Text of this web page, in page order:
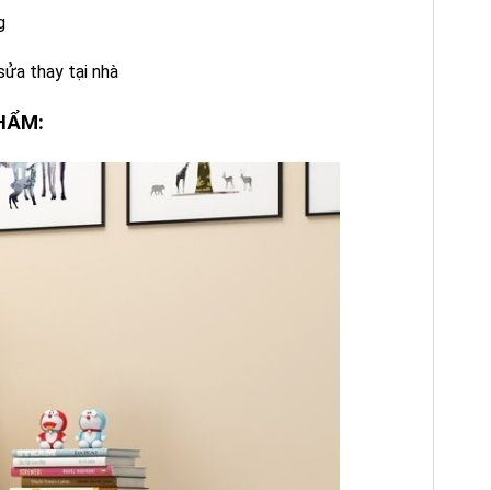
thay tại nhà